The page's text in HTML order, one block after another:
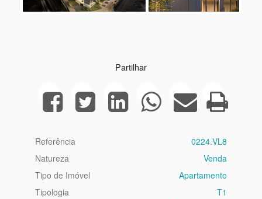
Next
Partilhar
Referência
0224.VL8
Natureza
Venda
Tipo de Imóvel
Apartamento
Tipologia
T1